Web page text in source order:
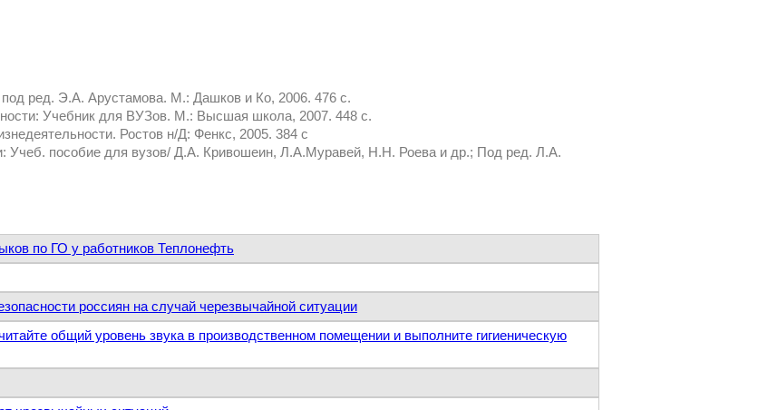
ред. Э.А. Арустамова. М.: Дашков и Ко, 2006. 476 с.
Учебник для ВУЗов. М.: Высшая школа, 2007. 448 с.
Ростов н/Д: Фенкс, 2005. 384 с
Учеб. пособие для вузов/ Д.А. Кривошеин, Л.А.Муравей, Н.Н. Роева и др.; Под ред. Л.А.
по ГО у работников Теплонефть
россиян на случай черезвычайной ситуации
общий уровень звука в производственном помещении и выполните гигиеническую